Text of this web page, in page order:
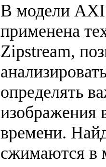
В модели
применена
Zipstream,
определять
изображения
времени.
сжимаются в